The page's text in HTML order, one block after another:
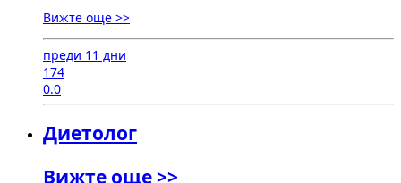
Вижте още >>
преди 11 дни
174
0.0
Диетолог
Вижте още >>